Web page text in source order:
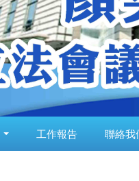
工作報告 聯絡我